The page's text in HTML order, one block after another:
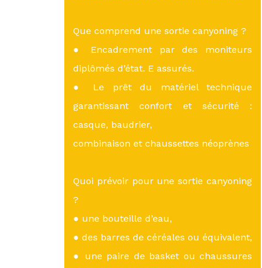
Que comprend une sortie canyoning ?
● Encadrement par des moniteurs
diplômés d’état. E assurés.
● Le prêt du matériel technique
garantissant confort et sécurité :
casque, baudrier,
combinaison et chaussettes néoprènes
Quoi prévoir pour une sortie canyoning
?
● une bouteille d’eau,
● des barres de céréales ou équivalent,
● une paire de basket ou chaussures